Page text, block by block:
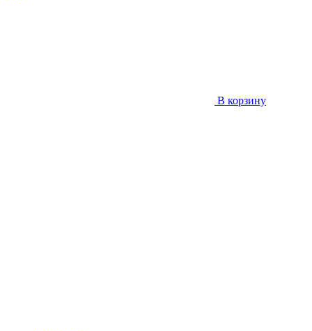
В корзину